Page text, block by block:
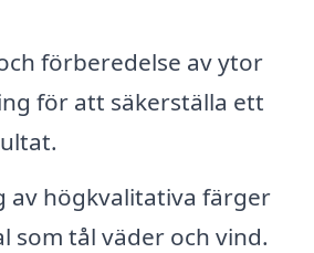
förberedelse av ytor
för att säkerställa ett
av högkvalitativa färger
som tål väder och vind.